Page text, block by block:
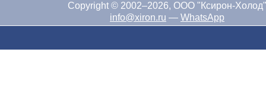
Copyright © 2002–2026, ООО "Ксирон-Холод"
info@xiron.ru — WhatsApp